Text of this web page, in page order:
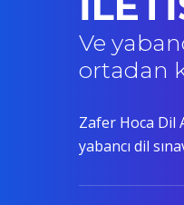
Ve
ortadan
Zafer Hoca Dil
yabancı dil